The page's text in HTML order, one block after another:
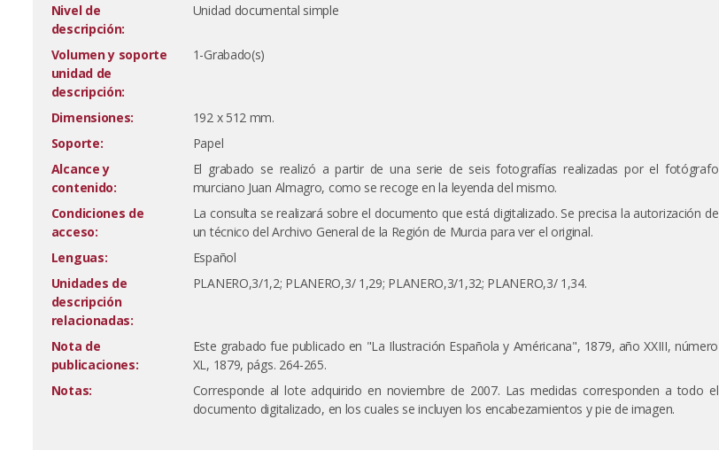
Nivel de
descripción:
Unidad documental simple
Volumen y soporte
unidad de
descripción:
1-Grabado(s)
Dimensiones:
192 x 512 mm.
Soporte:
Papel
Alcance y
contenido:
El grabado se realizó a partir de una serie de seis fotografías realizadas por el fotógrafo
murciano Juan Almagro, como se recoge en la leyenda del mismo.
Condiciones de
acceso:
La consulta se realizará sobre el documento que está digitalizado. Se precisa la autorización de
un técnico del Archivo General de la Región de Murcia para ver el original.
Lenguas:
Español
Unidades de
descripción
relacionadas:
PLANERO,3/1,2; PLANERO,3/ 1,29; PLANERO,3/1,32; PLANERO,3/ 1,34.
Nota de
publicaciones:
Este grabado fue publicado en "La Ilustración Española y Américana", 1879, año XXIII, número
XL, 1879, págs. 264-265.
Notas:
Corresponde al lote adquirido en noviembre de 2007. Las medidas corresponden a todo el
documento digitalizado, en los cuales se incluyen los encabezamientos y pie de imagen.